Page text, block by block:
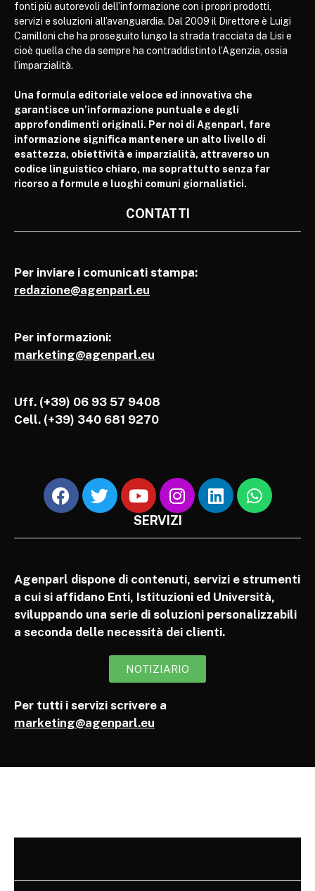
fonti più autorevoli dell’informazione con i propri prodotti,
servizi e soluzioni all’avanguardia. Dal 2009 il Direttore è Luigi
Camilloni che ha proseguito lungo la strada tracciata da Lisi e
cioè quella che da sempre ha contraddistinto l’Agenzia, ossia
l’imparzialità.
Una formula editoriale veloce ed innovativa che
garantisce un’informazione puntuale e degli
approfondimenti originali. Per noi di Agenparl, fare
informazione significa mantenere un alto livello di
esattezza, obiettività e imparzialità, attraverso un
codice linguistico chiaro, ma soprattutto senza far
ricorso a formule e luoghi comuni giornalistici.
CONTATTI
Per inviare i comunicati stampa:
redazione@agenparl.eu
Per informazioni:
marketing@agenparl.eu
Uff. (+39) 06 93 57 9408
Cell. (+39) 340 681 9270
SERVIZI
Agenparl dispone di contenuti, servizi e strumenti
a cui si affidano Enti, Istituzioni ed Università,
sviluppando una serie di soluzioni personalizzabili
a seconda delle necessità dei clienti.
NOTIZIARIO
Per tutti i servizi scrivere a
marketing@agenparl.eu